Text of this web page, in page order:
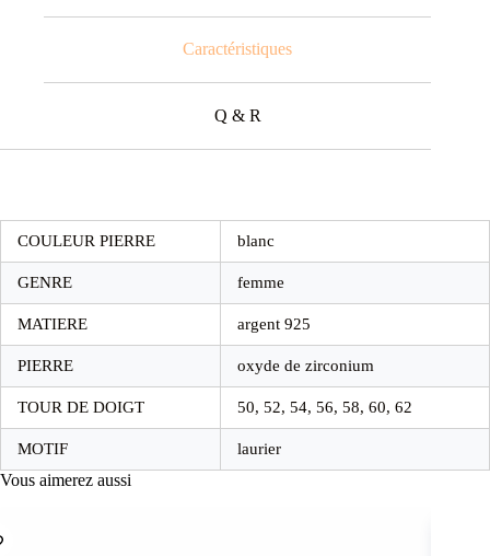
Caractéristiques
Q & R
COULEUR PIERRE blanc
GENRE femme
MATIERE argent 925
PIERRE oxyde de zirconium
TOUR DE DOIGT 50, 52, 54, 56, 58, 60, 62
MOTIF laurier
Vous aimerez aussi